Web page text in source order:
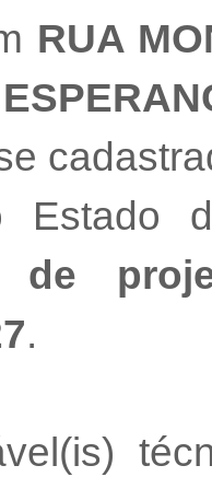
RUA
Estado
de
.